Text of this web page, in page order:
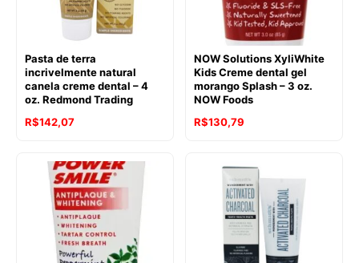
Pasta de terra
incrivelmente natural
canela creme dental – 4
oz. Redmond Trading
O
original
R$147,20.
R$142,07O
atual
é:
R$142,07.
NOW Solutions XyliWhite
Kids Creme dental gel
morango Splash – 3 oz.
NOW Foods
O
R$136,13.
R$130,79
é:
R$130,79.